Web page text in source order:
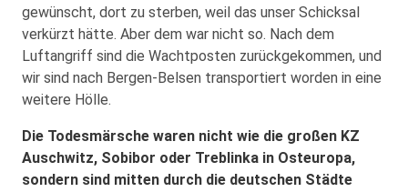
gewünscht, dort zu sterben, weil das unser Schicksal
verkürzt hätte. Aber dem war nicht so. Nach dem
Luftangriff sind die Wachtposten zurückgekommen, und
wir sind nach Bergen-Belsen transportiert worden in eine
weitere Hölle.
Die Todesmärsche waren nicht wie die großen KZ
Auschwitz, Sobibor oder Treblinka in Osteuropa,
sondern sind mitten durch die deutschen Städte